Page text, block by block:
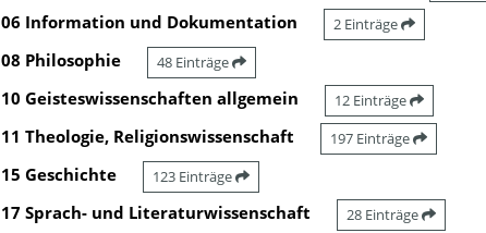
06 Information und Dokumentation 2 Einträge
08 Philosophie 48 Einträge
10 Geisteswissenschaften allgemein 12 Einträge
11 Theologie, Religionswissenschaft 197 Einträge
15 Geschichte 123 Einträge
17 Sprach- und Literaturwissenschaft 28 Einträge